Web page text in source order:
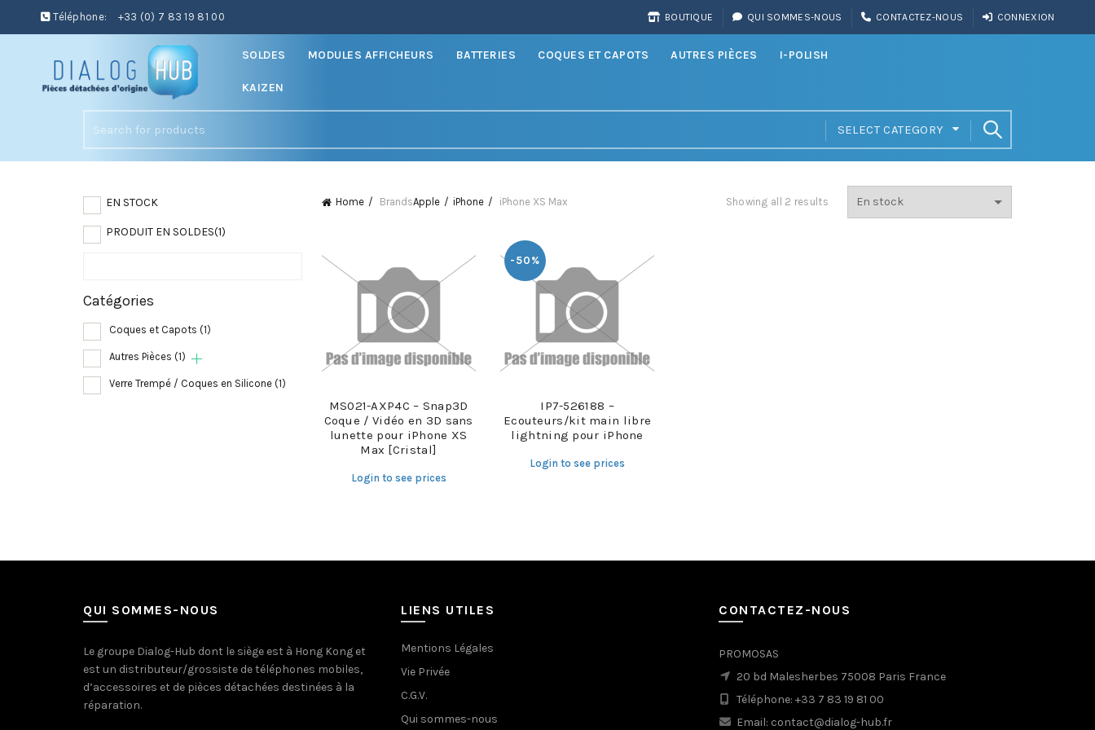
Téléphone: +33 (0) 7 83 19 81 00 BOUTIQUE QUI SOMMES-NOUS CONTACTEZ-NOUS CONNEXION
SOLDES MODULES AFFICHEURS BATTERIES COQUES ET CAPOTS AUTRES PIÈCES I-POLISH
KAIZEN
for:
SELECT CATEGORY
Home BrandsApple iPhone iPhone XS Max Showing all 2 results
MS021-AXP4C – Snap3D
Coque / Vidéo en 3D sans
lunette pour iPhone XS
Max [Cristal]
Login to see prices
-50%
IP7-526188 –
Ecouteurs/kit main libre
lightning pour iPhone
Login to see prices
EN STOCK
PRODUIT EN SOLDES(1)
Catégories
Coques et Capots (1)
Autres Pièces (1)
Verre Trempé / Coques en Silicone (1)
QUI SOMMES-NOUS
Le groupe Dialog-Hub dont le siège est à Hong Kong et
est un distributeur/grossiste de téléphones mobiles,
d’accessoires et de pièces détachées destinées à la
réparation.
LIENS UTILES
Mentions Légales
Vie Privée
C.G.V.
Qui sommes-nous
CONTACTEZ-NOUS
PROMOSAS
20 bd Malesherbes 75008 Paris France
Téléphone: +33 7 83 19 81 00
Email: contact@dialog-hub.fr